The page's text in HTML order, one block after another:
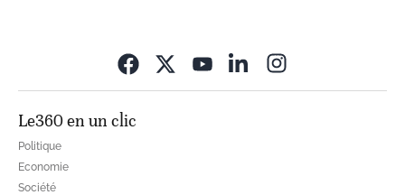
Le360 en un clic
Politique
Economie
Société